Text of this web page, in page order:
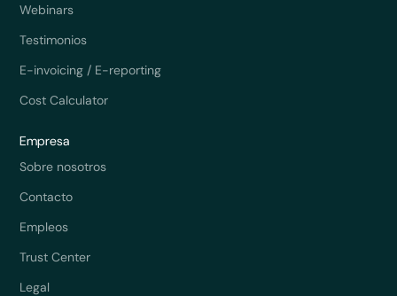
Webinars
Testimonios
E-invoicing / E-reporting
Cost Calculator
Empresa
Sobre nosotros
Contacto
Empleos
Trust Center
Legal